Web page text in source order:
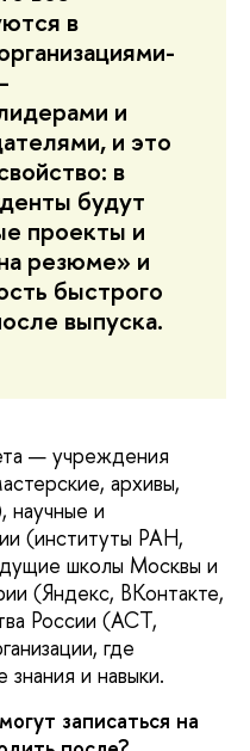
в
и
и это
в
будут
проекты и
резюме» и
быстрого
выпуска.
— учреждения
архивы,
научные и
(институты РАН,
школы Москвы и
(Яндекс, ВКонтакте,
России (АСТ,
где
и навыки.
записаться на